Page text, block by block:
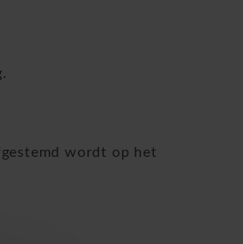
wordt op het